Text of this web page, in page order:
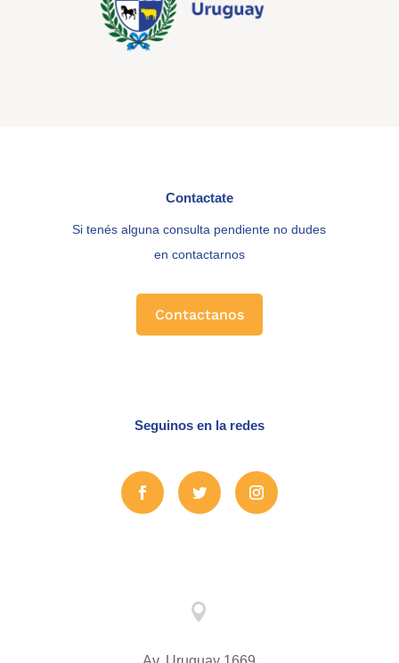
Contactate
Si tenés alguna consulta pendiente no dudes
en contactarnos
Contactanos
Seguinos en la redes
